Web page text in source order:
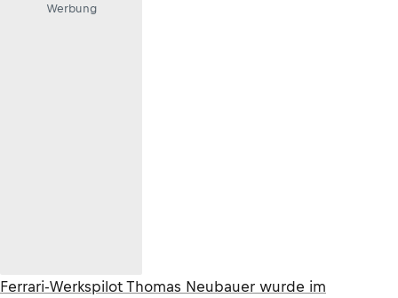
Werbung
Ferrari-Werkspilot Thomas Neubauer wurde im